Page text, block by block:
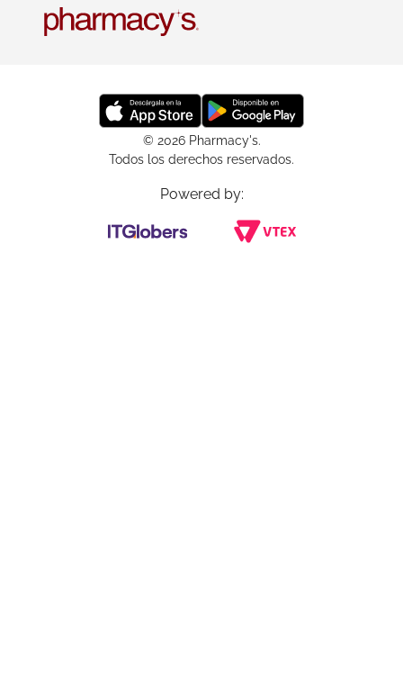
© 2026 Pharmacy's.
Todos los derechos reservados.
Powered by: